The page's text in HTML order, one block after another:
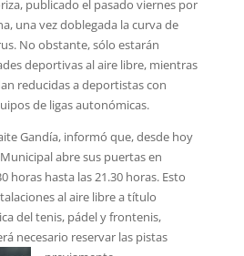
publicado el pasado viernes por
una vez doblegada la curva de
No obstante, sólo estarán
deportivas al aire libre, mientras
reducidas a deportistas con
de ligas autonómicas.
Gandía, informó que, desde hoy
abre sus puertas en
horas hasta las 21.30 horas. Esto
al aire libre a título
del tenis, pádel y frontenis,
necesario reservar las pistas